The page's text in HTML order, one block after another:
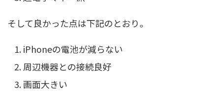
そして良かった点は下記のとおり。
iPhoneの電池が減らない
周辺機器との接続良好
画面大きい